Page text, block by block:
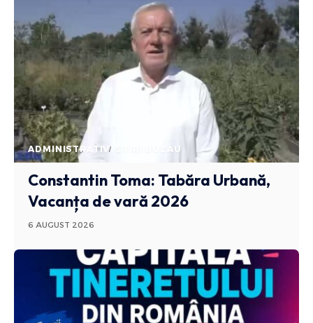
ADMINISTRATIV STIRI BUZAU
Constantin Toma: Tabăra Urbană,
Vacanța de vară 2026
6 AUGUST 2026